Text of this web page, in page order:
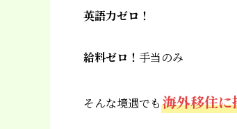
英語力ゼロ！
給料ゼロ！ 手当のみ
そんな境遇でも 海外移住に